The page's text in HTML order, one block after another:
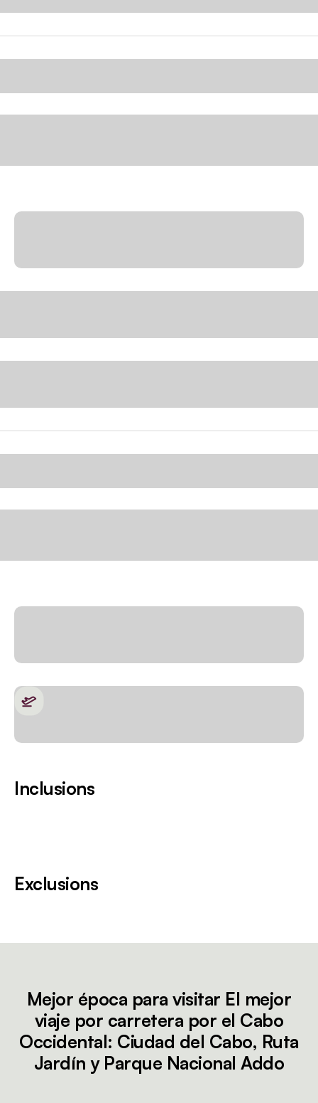
Inclusions
Exclusions
Mejor época para visitar El mejor
viaje por carretera por el Cabo
Occidental: Ciudad del Cabo, Ruta
Jardín y Parque Nacional Addo